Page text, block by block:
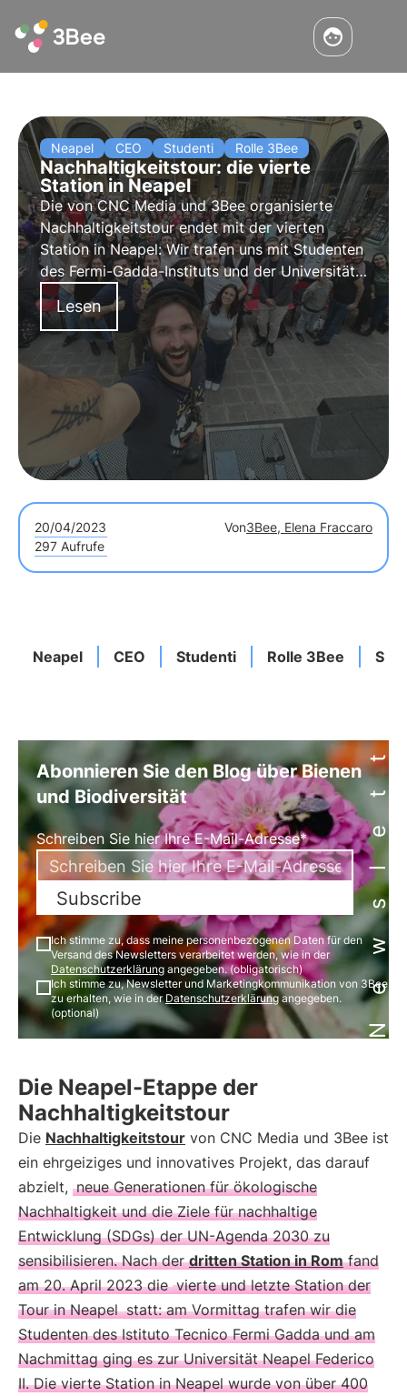
Neapel CEO Studenti Rolle 3Bee
Nachhaltigkeitstour: die vierte
Station in Neapel
Die von CNC Media und 3Bee organisierte
Nachhaltigkeitstourendet mit dervierten
StationinNeapel: Wir trafen uns mit Studenten
des Fermi-Gadda-Instituts und der Universität
Neapel Federico II, um
Bewusstseinsbildung
über biologische Vielfalt, die Agenda 2030 und
die Ziele für nachhaltige Entwicklung zu
betreiben.
Lesen
20/04/2023 Von3Bee, Elena Fraccaro
297 Aufrufe
Neapel CEO Studenti Rolle 3Bee Newsletter
Abonnieren Sie den Blog über Bienen
und Biodiversität
Schreiben Sie hier Ihre E-Mail-Adresse*
Subscribe
Ich stimme zu, dass meine personenbezogenen Daten für den
Versand des Newsletters verarbeitet werden, wie in der
Datenschutzerklärung angegeben. (obligatorisch)
Ich stimme zu, Newsletter und Marketingkommunikation von 3Bee
zu erhalten, wie in derDatenschutzerklärungangegeben.
(optional)
Die Neapel-Etappe der
Nachhaltigkeitstour
Die Nachhaltigkeitstour von CNC Media und 3Bee ist
ein ehrgeiziges und innovatives Projekt, das darauf
abzielt, neue Generationen für ökologische
Nachhaltigkeit und die Ziele für nachhaltige
Entwicklung (SDGs) der UN-Agenda 2030 zu
sensibilisieren. Nach derdritten Station in Romfand
am 20. April 2023 die vierte und letzte Station der
Tour in Neapel statt: am Vormittag trafen wir die
Studenten des Istituto Tecnico Fermi Gadda und am
Nachmittag ging es zur Universität Neapel Federico
II. Die vierte Station in Neapel wurde von über 400